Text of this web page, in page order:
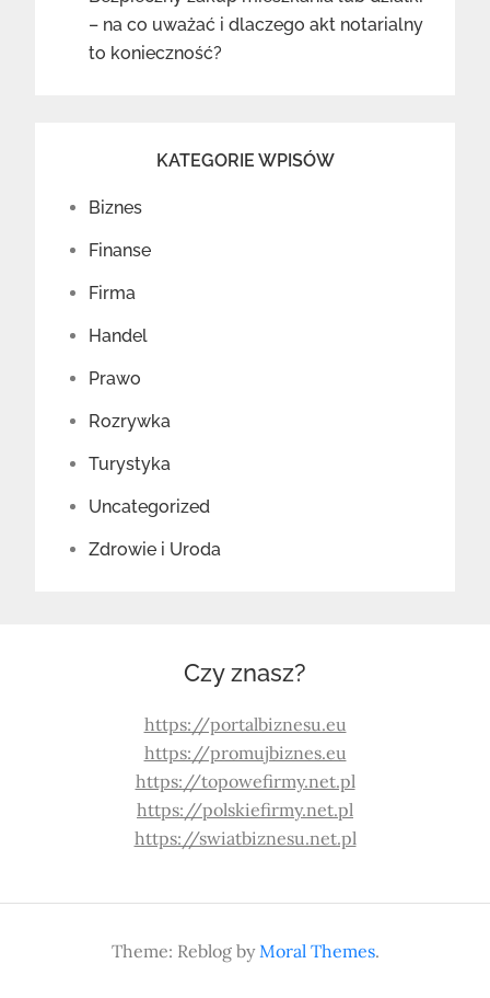
– na co uważać i dlaczego akt notarialny
to konieczność?
KATEGORIE WPISÓW
Biznes
Finanse
Firma
Handel
Prawo
Rozrywka
Turystyka
Uncategorized
Zdrowie i Uroda
Czy znasz?
https://portalbiznesu.eu
https://promujbiznes.eu
https://topowefirmy.net.pl
https://polskiefirmy.net.pl
https://swiatbiznesu.net.pl
Theme: Reblog byMoral Themes.